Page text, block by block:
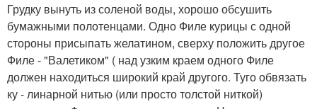
Грудку вынуть из соленой воды, хорошо обсушить
бумажными полотенцами. Одно Филе курицы с одной
стороны присыпать желатином, сверху положить другое
Филе - "Валетиком" ( над узким краем одного Филе
должен находиться широкий край другого. Туго обвязать
ку - линарной нитью (или просто толстой ниткой)